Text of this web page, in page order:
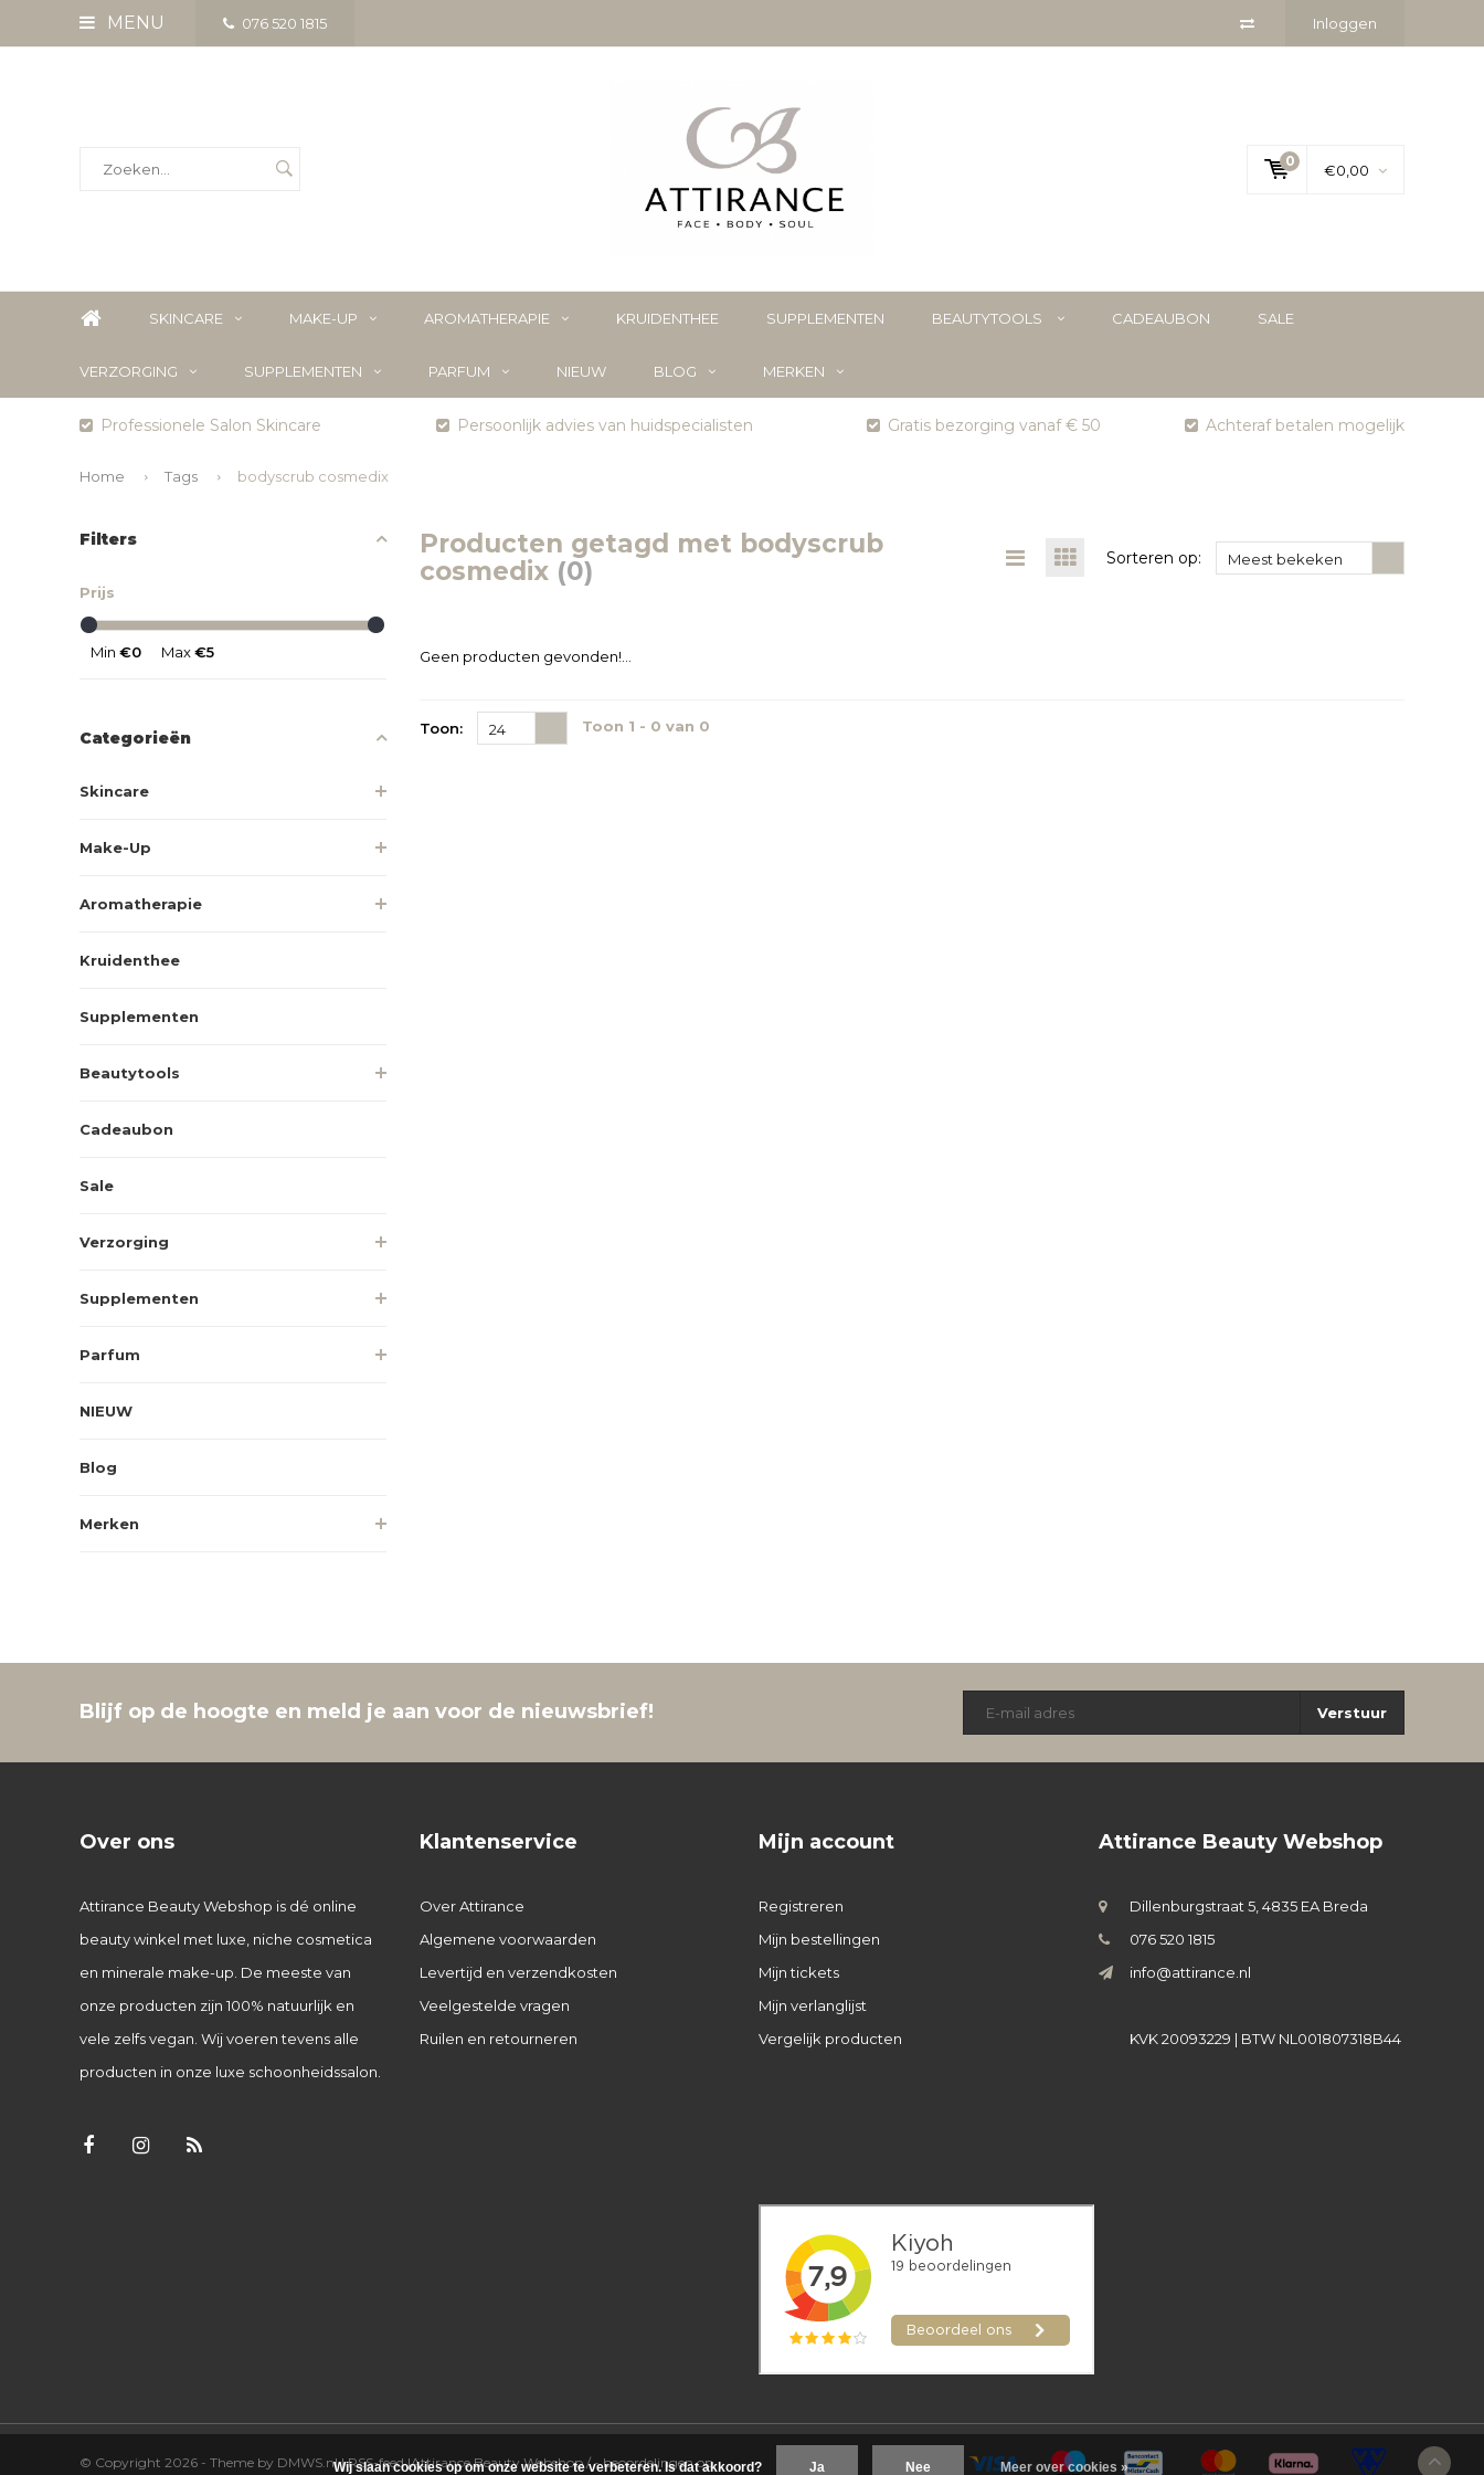
MENU 076 520 1815 Inloggen
0
€0,00
SKINCARE MAKE-UP AROMATHERAPIE KRUIDENTHEE SUPPLEMENTEN BEAUTYTOOLS CADEAUBON SALE
VERZORGING SUPPLEMENTEN PARFUM NIEUW BLOG MERKEN
Professionele Salon Skincare Persoonlijk advies van huidspecialisten Gratis bezorging vanaf € 50 Achteraf betalen mogelijk
Home Tags bodyscrub cosmedix
Filters
Prijs
Min €0 Max€5
Categorieën
Skincare
Make-Up
Aromatherapie
Kruidenthee
Supplementen
Beautytools
Cadeaubon
Sale
Verzorging
Supplementen
Parfum
NIEUW
Blog
Merken
Producten getagd met bodyscrub
cosmedix (0) Sorteren op: Meest bekeken
Geen producten gevonden!...
Toon: 24 Toon 1 - 0 van 0
Blijf op de hoogte en meld je aan voor de nieuwsbrief! Verstuur
Over ons
Attirance Beauty Webshop is dé online
beauty winkel met luxe, niche cosmetica
en minerale make-up. De meeste van
onze producten zijn 100% natuurlijk en
vele zelfs vegan. Wij voeren tevens alle
producten in onze luxe schoonheidssalon.
Klantenservice
Over Attirance
Algemene voorwaarden
Levertijd en verzendkosten
Veelgestelde vragen
Ruilen en retourneren
Mijn account
Registreren
Mijn bestellingen
Mijn tickets
Mijn verlanglijst
Vergelijk producten
Attirance Beauty Webshop
Dillenburgstraat 5, 4835 EA Breda
076 520 1815
info@attirance.nl
KVK 20093229 | BTW NL001807318B44
© Copyright 2026 - Theme by DMWS.nl|RSS-feed|Attirance Beauty Webshop /-beoordelingen op
Wij slaan cookies op om onze website te verbeteren. Is dat akkoord? Ja Nee Meer over cookies »